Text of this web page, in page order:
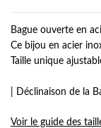
Bague ouverte en
Ce bijou en acier
Taille unique
| Déclinaison de la
Voir le guide des